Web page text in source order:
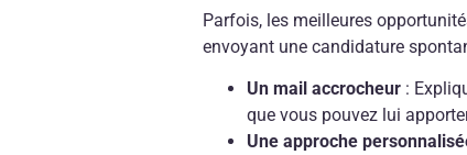
Parfois, les meilleures
envoyant une candidature
Un mail accrocheur :
que vous pouvez lui
Une approche